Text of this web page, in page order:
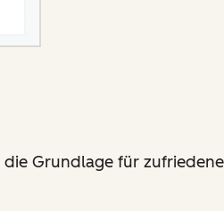
Grundlage für